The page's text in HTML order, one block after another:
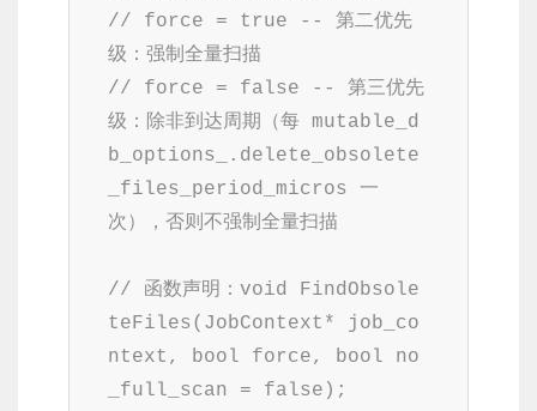
// force = true -- 第二优先
级：强制全量扫描
// force = false -- 第三优先
级：除非到达周期（每 mutable_d
b_options_.delete_obsolete
_files_period_micros 一
次），否则不强制全量扫描
// 函数声明：void FindObsole
teFiles(JobContext* job_co
ntext, bool force, bool no
_full_scan = false);